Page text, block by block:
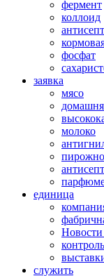
фермент
коллоид
фосфат
заявка
мясо
молоко
единица
служить